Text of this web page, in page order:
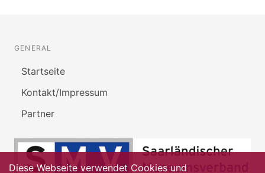
GENERAL
Startseite
Kontakt/Impressum
Partner
Diese Webseite verwendet Cookies und